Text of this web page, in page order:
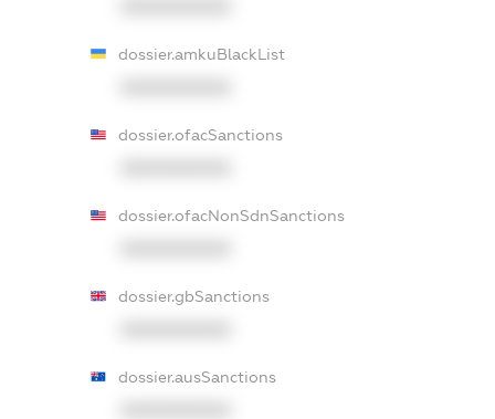
dossier.amkuBlackList
dossier.ofacSanctions
dossier.ofacNonSdnSanctions
dossier.gbSanctions
dossier.ausSanctions